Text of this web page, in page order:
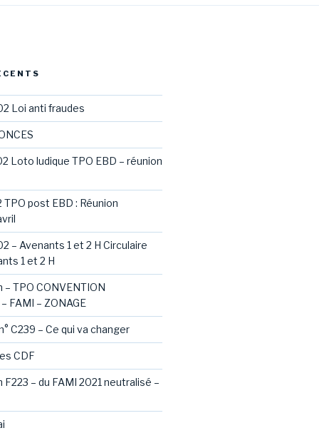
Loi anti fraudes
Loto ludique TPO EBD – réunion
post EBD : Réunion
– Avenants 1 et 2 H Circulaire
1 et 2 H
– TPO CONVENTION
FAMI – ZONAGE
C239 – Ce qui va changer
CDF
F223 – du FAMI 2021 neutralisé –